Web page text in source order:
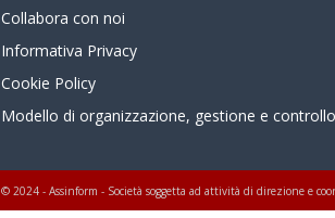
Collabora con noi
Informativa Privacy
Cookie Policy
Modello di organizzazione, gestione e controllo
© 2024 - Assinform - Società soggetta ad attività di direzione e